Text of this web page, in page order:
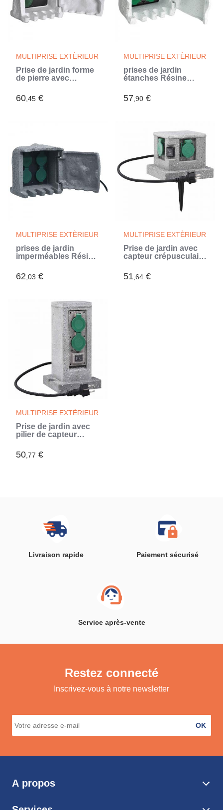
MULTIPRISE EXTÈRIEUR
Prise de jardin forme
de pierre avec
60,45 €
MULTIPRISE EXTÈRIEUR
prises de jardin
étanches Résine
57,90 €
MULTIPRISE EXTÈRIEUR
prises de jardin
imperméables Résine
62,03 €
MULTIPRISE EXTÈRIEUR
Prise de jardin avec
capteur crépusculaire
51,64 €
MULTIPRISE EXTÈRIEUR
Prise de jardin avec
pilier de capteur
Plastique
50,77 €
Livraison rapide Paiement sécurisé
Service après-vente
Restez connecté
Inscrivez-vous à notre newsletter
OK
A propos